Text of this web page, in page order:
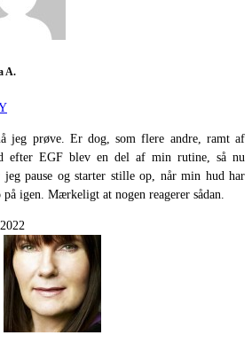
A.
jeg prøve. Er dog, som flere andre, ramt af
efter EGF blev en del af min rutine, så nu
jeg pause og starter stille op, når min hud har
på igen. Mærkeligt at nogen reagerer sådan.